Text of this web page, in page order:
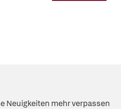
Neuigkeiten mehr verpassen